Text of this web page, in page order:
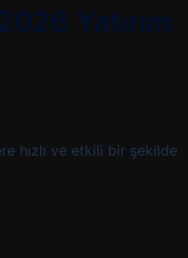
Yatırım
hızlı ve etkili bir şekilde